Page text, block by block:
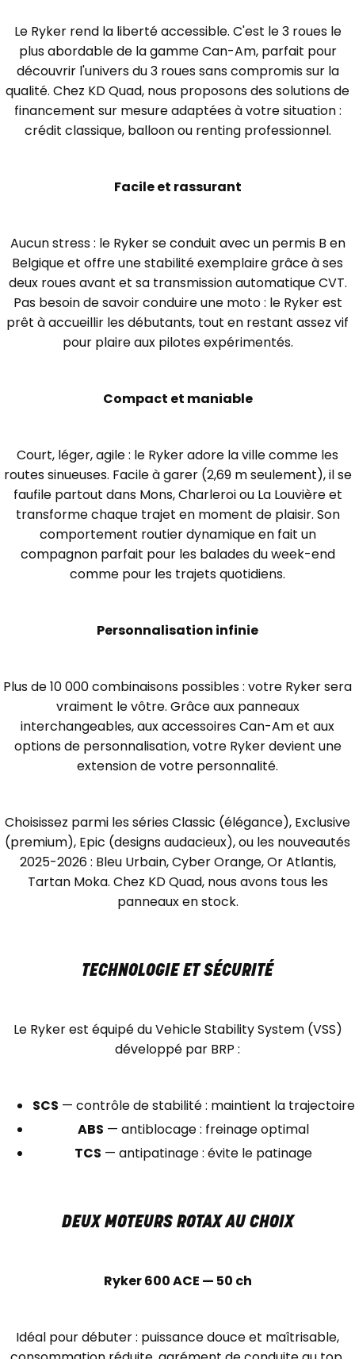
Le Ryker rend la liberté accessible. C'est le 3 roues le
plus abordable de la gamme Can-Am, parfait pour
découvrir l'univers du 3 roues sans compromis sur la
qualité. Chez KD Quad, nous proposons des solutions de
financement sur mesure adaptées à votre situation :
crédit classique, balloon ou renting professionnel.
Facile et rassurant
Aucun stress : le Ryker se conduit avec un permis B en
Belgique et offre une stabilité exemplaire grâce à ses
deux roues avant et sa transmission automatique CVT.
Pas besoin de savoir conduire une moto : le Ryker est
prêt à accueillir les débutants, tout en restant assez vif
pour plaire aux pilotes expérimentés.
Compact et maniable
Court, léger, agile : le Ryker adore la ville comme les
routes sinueuses. Facile à garer (2,69 m seulement), il se
faufile partout dans Mons, Charleroi ou La Louvière et
transforme chaque trajet en moment de plaisir. Son
comportement routier dynamique en fait un
compagnon parfait pour les balades du week-end
comme pour les trajets quotidiens.
Personnalisation infinie
Plus de 10 000 combinaisons possibles : votre Ryker sera
vraiment le vôtre. Grâce aux panneaux
interchangeables, aux accessoires Can-Am et aux
options de personnalisation, votre Ryker devient une
extension de votre personnalité.
Choisissez parmi les séries Classic (élégance), Exclusive
(premium), Epic (designs audacieux), ou les nouveautés
2025-2026 : Bleu Urbain, Cyber Orange, Or Atlantis,
Tartan Moka. Chez KD Quad, nous avons tous les
panneaux en stock.
TECHNOLOGIE ET SÉCURITÉ
Le Ryker est équipé du Vehicle Stability System (VSS)
développé par BRP :
SCS — contrôle de stabilité : maintient la trajectoire
ABS — antiblocage : freinage optimal
TCS — antipatinage : évite le patinage
DEUX MOTEURS ROTAX AU CHOIX
Ryker 600 ACE — 50 ch
Idéal pour débuter : puissance douce et maîtrisable,